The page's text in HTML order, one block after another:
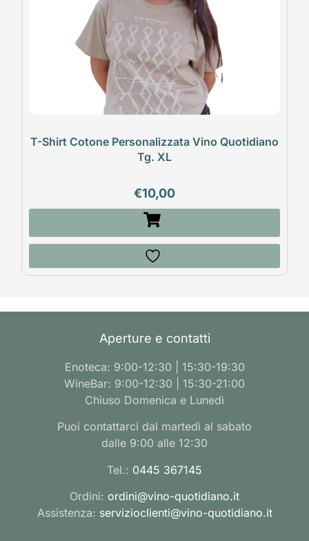
T-Shirt Cotone Personalizzata Vino Quotidiano
Tg. XL
€10,00
Aperture e contatti
Enoteca: 9:00-12:30 | 15:30-19:30
WineBar: 9:00-12:30 | 15:30-21:00
Chiuso Domenica e Lunedì
Puoi contattarci dal martedì al sabato
dalle 9:00 alle 12:30
Tel.: 0445 367145
Ordini: ordini@vino-quotidiano.it
Assistenza: servizioclienti@vino-quotidiano.it